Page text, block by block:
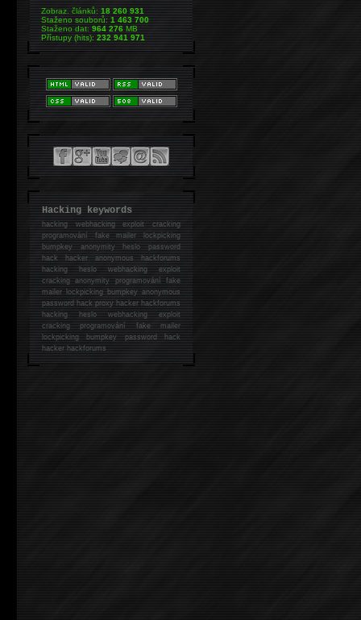
Zobraz. článků:18 260 931
Staženo souborů:1 463 700
Staženo dat:964 276MB
Přístupy (hits):232 941 971
Hacking keywords
hackingwebhacking exploit cracking
programování fake mailer lockpicking
bumpkey anonymity heslo password
hackhacker anonymous hackforums
hackingheslo webhacking exploit
cracking anonymity programování fake
mailer lockpicking bumpkey anonymous
password hack proxy hacker hackforums
hacking heslo webhacking exploit
cracking programování fake mailer
lockpicking bumpkey password hack
hackerhackforums